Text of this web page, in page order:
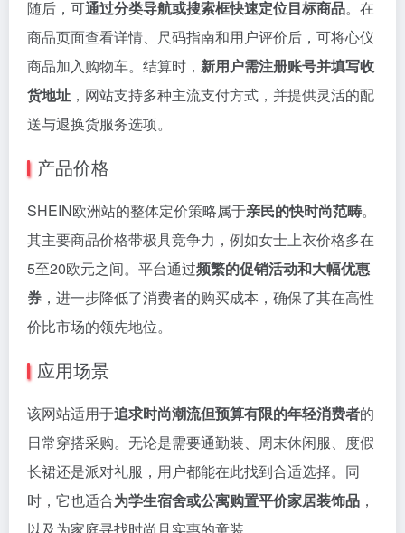
随后，可通过分类导航或搜索框快速定位目标商品。在
商品页面查看详情、尺码指南和用户评价后，可将心仪
商品加入购物车。结算时， 新用户需注册账号并填写收
货地址 ，网站支持多种主流支付方式，并提供灵活的配
送与退换货服务选项。
产品价格
SHEIN欧洲站的整体定价策略属于亲民的快时尚范畴。
其主要商品价格带极具竞争力，例如女士上衣价格多在
5至20欧元之间。平台通过频繁的促销活动和大幅优惠
券 ，进一步降低了消费者的购买成本，确保了其在高性
价比市场的领先地位。
应用场景
该网站适用于追求时尚潮流但预算有限的年轻消费者的
日常穿搭采购。无论是需要通勤装、周末休闲服、度假
长裙还是派对礼服，用户都能在此找到合适选择。同
时，它也适合为学生宿舍或公寓购置平价家居装饰品 ，